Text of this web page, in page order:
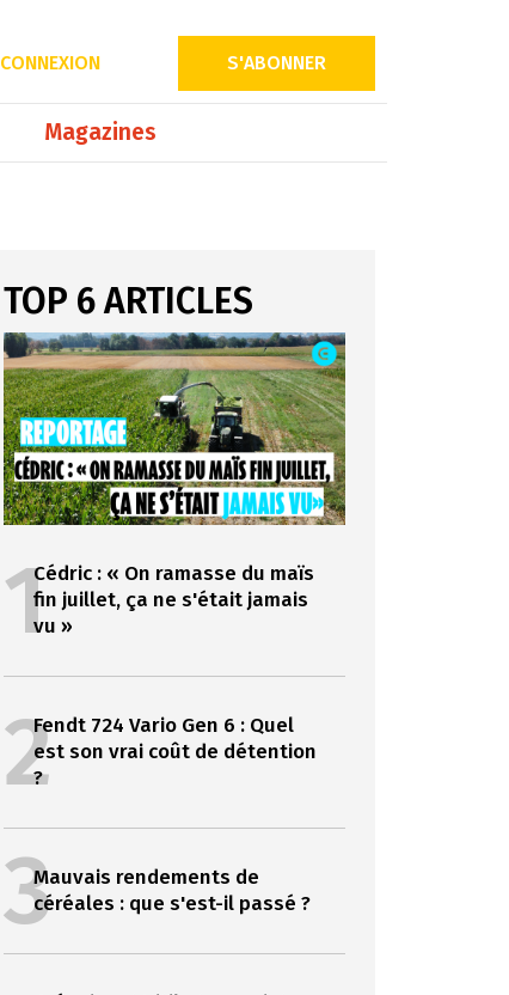
Décote
CONNEXION S'ABONNER
Magazines
TOP 6 ARTICLES
1Cédric : « On ramasse du maïs
fin juillet, ça ne s'était jamais
vu »
2Fendt 724 Vario Gen 6 : Quel
est son vrai coût de détention
?
3Mauvais rendements de
céréales : que s'est-il passé ?